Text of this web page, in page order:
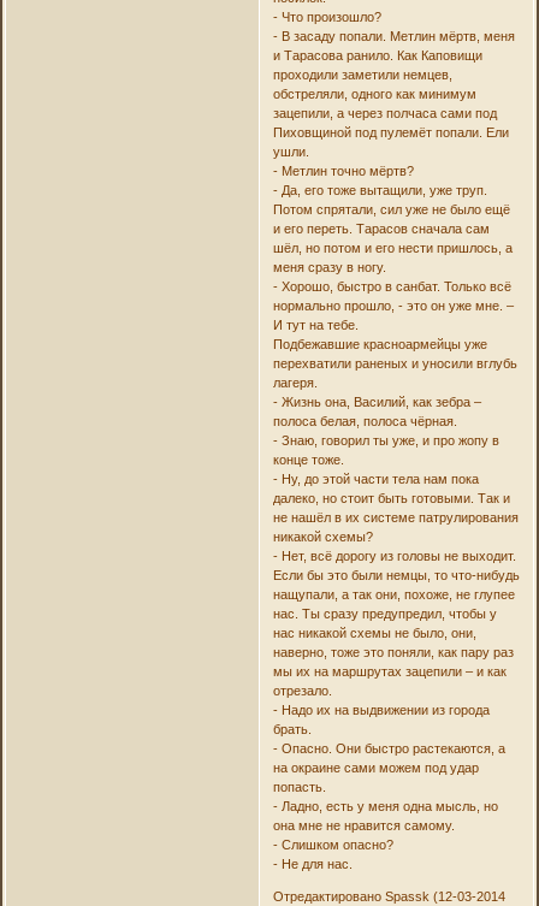
- Что произошло?
- В засаду попали. Метлин мёртв, меня
и Тарасова ранило. Как Каповищи
проходили заметили немцев,
обстреляли, одного как минимум
зацепили, а через полчаса сами под
Пиховщиной под пулемёт попали. Ели
ушли.
- Метлин точно мёртв?
- Да, его тоже вытащили, уже труп.
Потом спрятали, сил уже не было ещё
и его переть. Тарасов сначала сам
шёл, но потом и его нести пришлось, а
меня сразу в ногу.
- Хорошо, быстро в санбат. Только всё
нормально прошло, - это он уже мне. –
И тут на тебе.
Подбежавшие красноармейцы уже
перехватили раненых и уносили вглубь
лагеря.
- Жизнь она, Василий, как зебра –
полоса белая, полоса чёрная.
- Знаю, говорил ты уже, и про жопу в
конце тоже.
- Ну, до этой части тела нам пока
далеко, но стоит быть готовыми. Так и
не нашёл в их системе патрулирования
никакой схемы?
- Нет, всё дорогу из головы не выходит.
Если бы это были немцы, то что-нибудь
нащупали, а так они, похоже, не глупее
нас. Ты сразу предупредил, чтобы у
нас никакой схемы не было, они,
наверно, тоже это поняли, как пару раз
мы их на маршрутах зацепили – и как
отрезало.
- Надо их на выдвижении из города
брать.
- Опасно. Они быстро растекаются, а
на окраине сами можем под удар
попасть.
- Ладно, есть у меня одна мысль, но
она мне не нравится самому.
- Слишком опасно?
- Не для нас.
Отредактировано Spassk (12-03-2014